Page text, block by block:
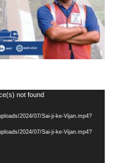
not found
2024/07/Sai-ji-ke-Vijan.mp4?
2024/07/Sai-ji-ke-Vijan.mp4?